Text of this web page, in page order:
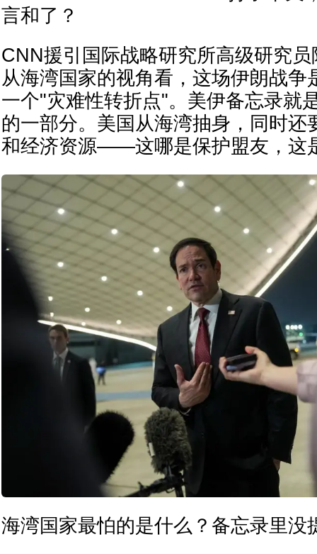
言和了？
CNN援引国际战略研究所高级研究
从海湾国家的视角看，这场伊朗战争
一个"灾难性转折点"。美伊备忘录就
的一部分。美国从海湾抽身，同时还
和经济资源——这哪是保护盟友，这
海湾国家最怕的是什么？备忘录里没